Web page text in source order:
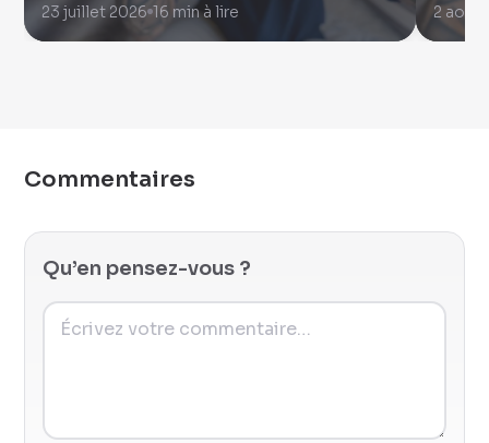
23 juillet 2026 16 min à lire 2 août
Commentaires
Qu’en pensez-vous ?